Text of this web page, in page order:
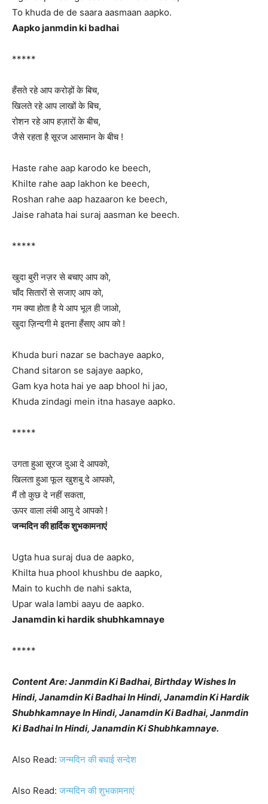
To khuda de de saara aasmaan aapko.
Aapko janmdin ki badhai
*****
हँसते रहे आप करोड़ों के बिच,
खिलते रहे आप लाखों के बिच,
रोशन रहे आप हज़ारों के बीच,
जैसे रहता है सूरज आसमान के बीच !
Haste rahe aap karodo ke beech,
Khilte rahe aap lakhon ke beech,
Roshan rahe aap hazaaron ke beech,
Jaise rahata hai suraj aasman ke beech.
*****
खुदा बुरी नज़र से बचाए आप को,
चाँद सितारों से सजाए आप को,
गम क्या होता है ये आप भूल ही जाओ,
खुदा ज़िन्दगी मे इतना हँसाए आप को !
Khuda buri nazar se bachaye aapko,
Chand sitaron se sajaye aapko,
Gam kya hota hai ye aap bhool hi jao,
Khuda zindagi mein itna hasaye aapko.
*****
उगता हुआ सूरज दुआ दे आपको,
खिलता हुआ फूल खुशबु दे आपको,
मैं तो कुछ दे नहीं सकता,
ऊपर वाला लंबी आयु दे आपको !
जन्मदिन की हार्दिक शुभकामनाएं
Ugta hua suraj dua de aapko,
Khilta hua phool khushbu de aapko,
Main to kuchh de nahi sakta,
Upar wala lambi aayu de aapko.
Janamdin ki hardik shubhkamnaye
*****
Content Are: Janmdin Ki Badhai, Birthday Wishes In
Hindi, Janamdin Ki Badhai In Hindi, Janamdin Ki Hardik
Shubhkamnaye In Hindi, Janamdin Ki Badhai, Janmdin
Ki Badhai In Hindi, Janamdin Ki Shubhkamnaye.
Also Read:जन्मदिन की बधाई सन्देश
Also Read:जन्मदिन की शुभकामनाएं